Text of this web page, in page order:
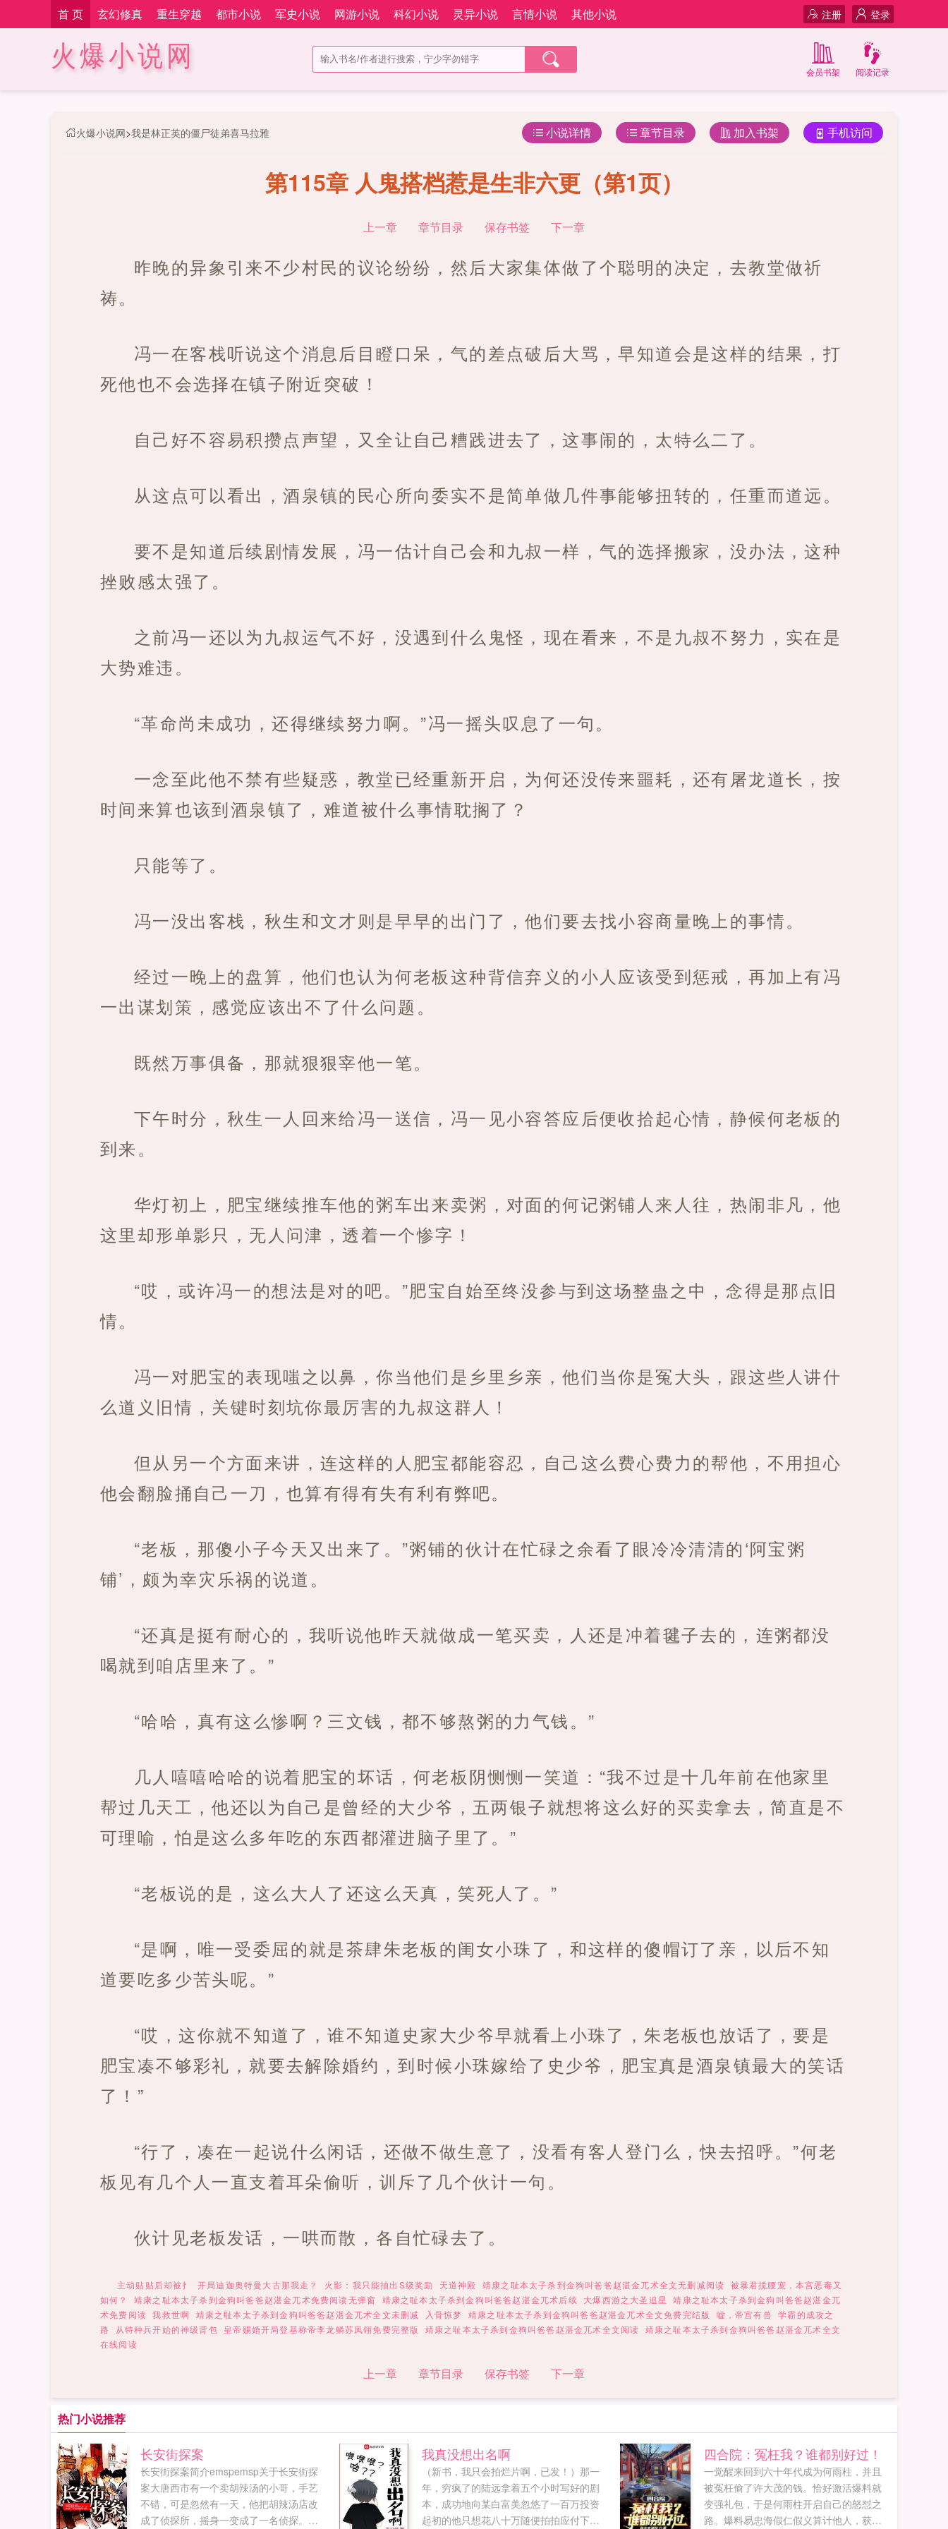
首 页 玄幻修真 重生穿越 都市小说 军史小说 网游小说 科幻小说 灵异小说 言情小说 其他小说 登录
注册
火爆小说网 阅读记录
会员书架
火爆小说网>我是林正英的僵尸徒弟喜马拉雅 手机访问
加入书架
章节目录
小说详情
第115章 人鬼搭档惹是生非六更（第1页）
上一章 章节目录 保存书签 下一章
昨晚的异象引来不少村民的议论纷纷，然后大家集体做了个聪明的决定，去教堂做祈
祷。
冯一在客栈听说这个消息后目瞪口呆，气的差点破后大骂，早知道会是这样的结果，打
死他也不会选择在镇子附近突破！
自己好不容易积攒点声望，又全让自己糟践进去了，这事闹的，太特么二了。
从这点可以看出，酒泉镇的民心所向委实不是简单做几件事能够扭转的，任重而道远。
要不是知道后续剧情发展，冯一估计自己会和九叔一样，气的选择搬家，没办法，这种
挫败感太强了。
之前冯一还以为九叔运气不好，没遇到什么鬼怪，现在看来，不是九叔不努力，实在是
大势难违。
“革命尚未成功，还得继续努力啊。”冯一摇头叹息了一句。
一念至此他不禁有些疑惑，教堂已经重新开启，为何还没传来噩耗，还有屠龙道长，按
时间来算也该到酒泉镇了，难道被什么事情耽搁了？
只能等了。
冯一没出客栈，秋生和文才则是早早的出门了，他们要去找小容商量晚上的事情。
经过一晚上的盘算，他们也认为何老板这种背信弃义的小人应该受到惩戒，再加上有冯
一出谋划策，感觉应该出不了什么问题。
既然万事俱备，那就狠狠宰他一笔。
下午时分，秋生一人回来给冯一送信，冯一见小容答应后便收拾起心情，静候何老板的
到来。
华灯初上，肥宝继续推车他的粥车出来卖粥，对面的何记粥铺人来人往，热闹非凡，他
这里却形单影只，无人问津，透着一个惨字！
“哎，或许冯一的想法是对的吧。”肥宝自始至终没参与到这场整蛊之中，念得是那点旧
情。
冯一对肥宝的表现嗤之以鼻，你当他们是乡里乡亲，他们当你是冤大头，跟这些人讲什
么道义旧情，关键时刻坑你最厉害的九叔这群人！
但从另一个方面来讲，连这样的人肥宝都能容忍，自己这么费心费力的帮他，不用担心
他会翻脸捅自己一刀，也算有得有失有利有弊吧。
“老板，那傻小子今天又出来了。”粥铺的伙计在忙碌之余看了眼冷冷清清的‘阿宝粥
铺’，颇为幸灾乐祸的说道。
“还真是挺有耐心的，我听说他昨天就做成一笔买卖，人还是冲着毽子去的，连粥都没
喝就到咱店里来了。”
“哈哈，真有这么惨啊？三文钱，都不够熬粥的力气钱。”
几人嘻嘻哈哈的说着肥宝的坏话，何老板阴恻恻一笑道：“我不过是十几年前在他家里
帮过几天工，他还以为自己是曾经的大少爷，五两银子就想将这么好的买卖拿去，简直是不
可理喻，怕是这么多年吃的东西都灌进脑子里了。”
“老板说的是，这么大人了还这么天真，笑死人了。”
“是啊，唯一受委屈的就是茶肆朱老板的闺女小珠了，和这样的傻帽订了亲，以后不知
道要吃多少苦头呢。”
“哎，这你就不知道了，谁不知道史家大少爷早就看上小珠了，朱老板也放话了，要是
肥宝凑不够彩礼，就要去解除婚约，到时候小珠嫁给了史少爷，肥宝真是酒泉镇最大的笑话
了！”
“行了，凑在一起说什么闲话，还做不做生意了，没看有客人登门么，快去招呼。”何老
板见有几个人一直支着耳朵偷听，训斥了几个伙计一句。
伙计见老板发话，一哄而散，各自忙碌去了。
主动贴贴后却被扌 开局迪迦奥特曼大古那我走？ 火影：我只能抽出S级奖励 天道神殿 靖康之耻本太子杀到金狗叫爸爸赵湛金兀术全文无删减阅读 被暴君揽腰宠，本宫恶毒又
如何？
靖康之耻本太子杀到金狗叫爸爸赵湛金兀术免费阅读无弹窗 靖康之耻本太子杀到金狗叫爸爸赵湛金兀术后续 大爆西游之大圣追星
靖康之耻本太子杀到金狗叫爸爸赵湛金兀
术免费阅读 我救世啊 靖康之耻本太子杀到金狗叫爸爸赵湛金兀术全文未删减 入骨惊梦 靖康之耻本太子杀到金狗叫爸爸赵湛金兀术全文免费完结版 嘘，帝宫有兽
学霸的成攻之
路
从特种兵开始的神级背包 皇帝赐婚开局登基称帝李龙鳞苏凤翎免费完整版 靖康之耻本太子杀到金狗叫爸爸赵湛金兀术全文阅读 靖康之耻本太子杀到金狗叫爸爸赵湛金兀术全文
在线阅读
上一章 章节目录 保存书签 下一章
热门小说推荐
长安街探案
长安街探案简介emspemsp关于长安街探
案大唐西市有一个卖胡辣汤的小哥，手艺
不错，可是忽然有一天，他把胡辣汤店改
成了侦探所，摇身一变成了一名侦探。人
我真没想出名啊
（新书，我只会拍烂片啊，已发！）那一
年，穷疯了的陆远拿着五个小时写好的剧
本，成功地向某白富美忽悠了一百万投资
起初的他只想花八十万随便拍拍应付下，
四合院：冤枉我？谁都别好过！
一觉醒来回到六十年代成为何雨柱，并且
被冤枉偷了许大茂的钱。恰好激活爆料就
变强礼包，于是何雨柱开启自己的怒怼之
路。爆料易忠海假仁假义算计他人，获得